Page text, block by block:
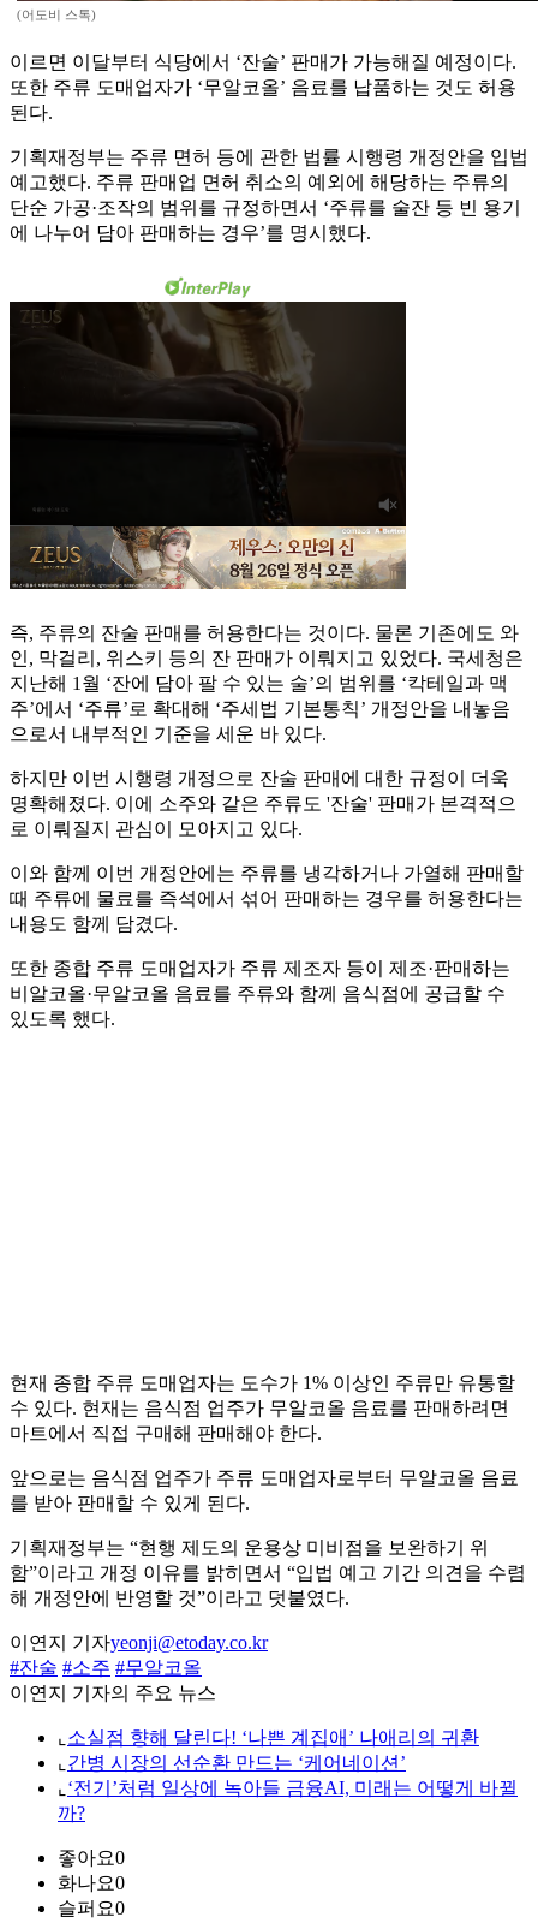
(어도비 스톡)
이르면 이달부터 식당에서 ‘잔술’ 판매가 가능해질 예정이다.
또한 주류 도매업자가 ‘무알코올’ 음료를 납품하는 것도 허용
된다.
기획재정부는 주류 면허 등에 관한 법률 시행령 개정안을 입법
예고했다. 주류 판매업 면허 취소의 예외에 해당하는 주류의
단순 가공·조작의 범위를 규정하면서 ‘주류를 술잔 등 빈 용기
에 나누어 담아 판매하는 경우’를 명시했다.
즉, 주류의 잔술 판매를 허용한다는 것이다. 물론 기존에도 와
인, 막걸리, 위스키 등의 잔 판매가 이뤄지고 있었다. 국세청은
지난해 1월 ‘잔에 담아 팔 수 있는 술’의 범위를 ‘칵테일과 맥
주’에서 ‘주류’로 확대해 ‘주세법 기본통칙’ 개정안을 내놓음
으로서 내부적인 기준을 세운 바 있다.
하지만 이번 시행령 개정으로 잔술 판매에 대한 규정이 더욱
명확해졌다. 이에 소주와 같은 주류도 '잔술' 판매가 본격적으
로 이뤄질지 관심이 모아지고 있다.
이와 함께 이번 개정안에는 주류를 냉각하거나 가열해 판매할
때 주류에 물료를 즉석에서 섞어 판매하는 경우를 허용한다는
내용도 함께 담겼다.
또한 종합 주류 도매업자가 주류 제조자 등이 제조·판매하는
비알코올·무알코올 음료를 주류와 함께 음식점에 공급할 수
있도록 했다.
현재 종합 주류 도매업자는 도수가 1% 이상인 주류만 유통할
수 있다. 현재는 음식점 업주가 무알코올 음료를 판매하려면
마트에서 직접 구매해 판매해야 한다.
앞으로는 음식점 업주가 주류 도매업자로부터 무알코올 음료
를 받아 판매할 수 있게 된다.
기획재정부는 “현행 제도의 운용상 미비점을 보완하기 위
함”이라고 개정 이유를 밝히면서 “입법 예고 기간 의견을 수렴
해 개정안에 반영할 것”이라고 덧붙였다.
이연지 기자yeonji@etoday.co.kr
#잔술 #소주 #무알코올
이연지 기자의 주요 뉴스
⌞ 소실점 향해 달린다! ‘나쁜 계집애’ 나애리의 귀환
⌞ 간병 시장의 선순환 만드는 ‘케어네이션’
⌞ ‘전기’처럼 일상에 녹아들 금융AI, 미래는 어떻게 바뀔
까?
좋아요0
화나요0
슬퍼요0